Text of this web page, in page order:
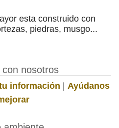
esta construido con
piedras, musgo...
con nosotros
información | Ayúdanos